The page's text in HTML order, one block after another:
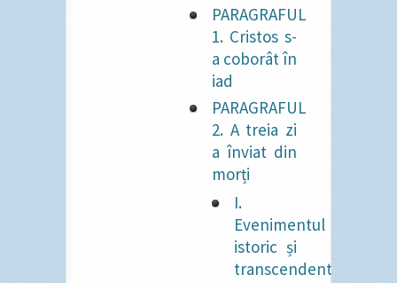
PARAGRAFUL
1. Cristos s-
a coborât în
iad
PARAGRAFUL
2. A treia zi
a înviat din
morți
I.
Evenimentul
istoric și
transcendent